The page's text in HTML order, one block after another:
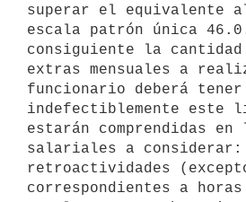
superar el equivalente
escala patrón única
consiguiente la cantidad
extras mensuales a
funcionario deberá tener
indefectiblemente este
estarán comprendidas
salariales a
retroactividades
correspondientes a